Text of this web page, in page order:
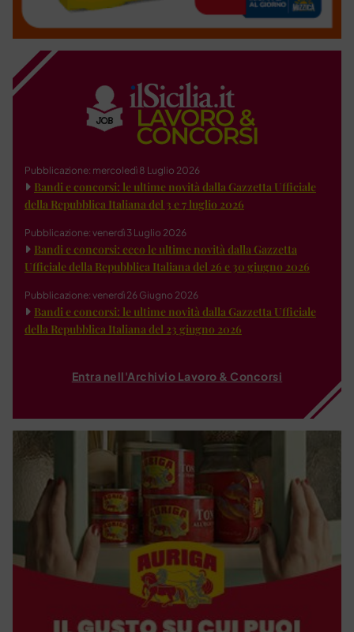
Pubblicazione: mercoledì 8 Luglio 2026
Bandi e concorsi: le ultime novità dalla Gazzetta Ufficiale
della Repubblica Italiana del 3 e 7 luglio 2026
Pubblicazione: venerdì 3 Luglio 2026
Bandi e concorsi: ecco le ultime novità dalla Gazzetta
Ufficiale della Repubblica Italiana del 26 e 30 giugno 2026
Pubblicazione: venerdì 26 Giugno 2026
Bandi e concorsi: le ultime novità dalla Gazzetta Ufficiale
della Repubblica Italiana del 23 giugno 2026
Entra nell'Archivio Lavoro & Concorsi